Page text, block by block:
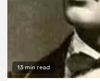
13 min read